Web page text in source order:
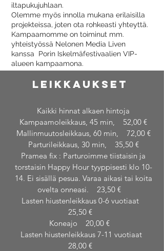
iltapukujuhlaan.
Olemme myös innolla mukana erilaisilla
projekteissa, joten ota rohkeasti yhteyttä.
Kampaamomme on toiminut mm.
yhteistyössä Nelonen Media Liven
kanssa Porin Iskelmäfestivaalien VIP-
alueen kampaamona.
Leikkaukset
Kaikki hinnat alkaen hintoja
Kampaamoleikkaus, 45 min, 52,00 €
Mallinmuutosleikkaus, 60 min, 72,00 €
Parturileikkaus, 30 min, 35,50 €
Pramea fix : Parturoimme tiistaisin ja
torstaisin Happy Hour tyyppisesti klo 10-
14. Ei sisällä pesua. Varaa aikasi tai koita
ovelta onneasi. 23,50 €
Lasten hiustenleikkaus 0-6 vuotiaat
25,50 €
Koneajo 20,00 €
Lasten hiustenleikkaus 7-11 vuotiaat
28,00 €